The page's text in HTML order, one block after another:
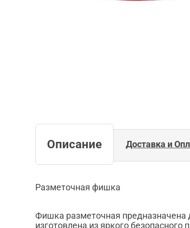
Описание Доставка и
Разметочная фишка
Фишка разметочная предназначена
изготовлена из яркого